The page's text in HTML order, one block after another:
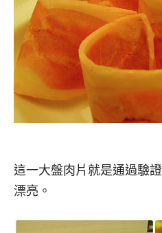
這一大盤肉片就是通過驗
漂亮。